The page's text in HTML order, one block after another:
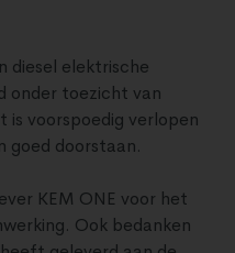
diesel elektrische
onder toezicht van
is voorspoedig verlopen
goed doorstaan.
KEM ONE voor het
Ook bedanken